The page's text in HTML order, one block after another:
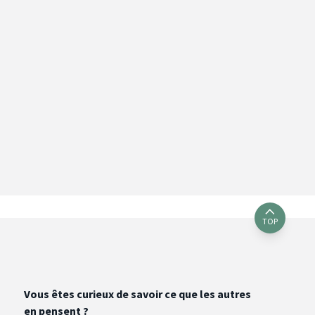
TOP
Vous êtes curieux de savoir ce que les autres
en pensent ?